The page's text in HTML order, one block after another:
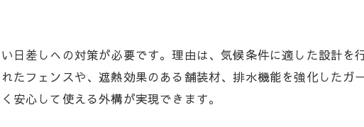
で安全性と快適性を両立する工夫
談しながら進める外構工事の流れ
寄り添う外構工事のポイント紹介
日差しへの対策が必要です。理由は、気候条件に適した設計を
たフェンスや、遮熱効果のある舗装材、排水機能を強化したガ
安心して使える外構が実現できます。